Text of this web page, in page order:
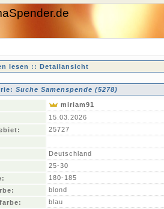
lesen :: Detailansicht
Suche Samenspende (5278)
miriam91
15.03.2026
25727
Deutschland
25-30
180-185
blond
blau